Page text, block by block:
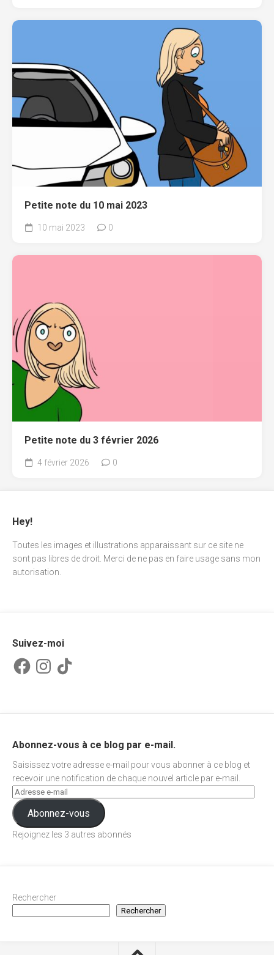
Petite note du 10 mai 2023
10 mai 2023 0
Petite note du 3 février 2026
4 février 2026 0
Hey!
Toutes les images et illustrations apparaissant sur ce site ne
sont pas libres de droit. Merci de ne pas en faire usage sans mon
autorisation.
Suivez-moi
FacebookInstagram
TikTok
Abonnez-vous à ce blog par e-mail.
Saisissez votre adresse e-mail pour vous abonner à ce blog et
recevoir une notification de chaque nouvel article par e-mail.
Abonnez-vous
Rejoignez les 3 autres abonnés
Rechercher
Rechercher